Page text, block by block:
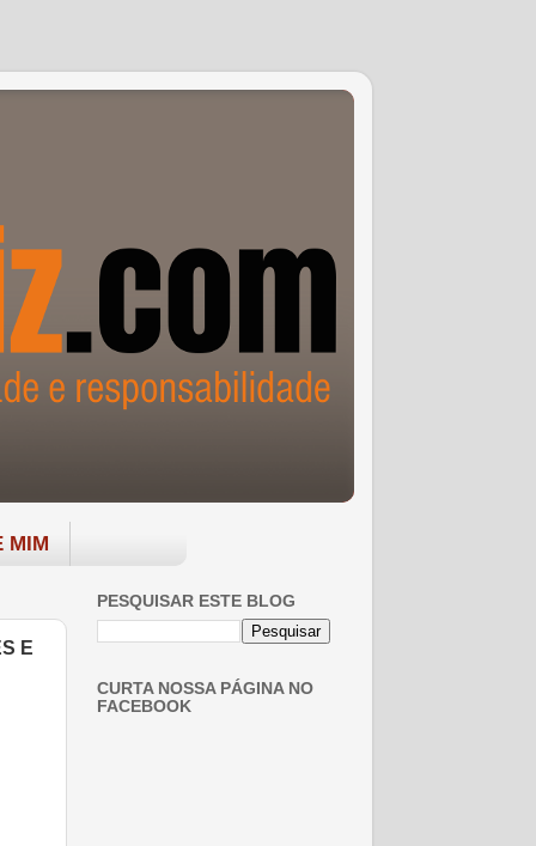
MIM
E
PESQUISAR ESTE BLOG
CURTA NOSSA PÁGINA NO
FACEBOOK